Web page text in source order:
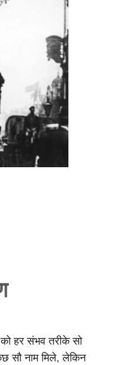
को हर संभव तरीके सो
सौ नाम मिले, लेकिन